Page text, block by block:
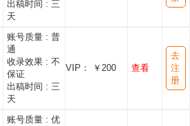
出稿时间 : 三
天
账号质量 : 普
通
收录效果 : 不
保证
出稿时间 : 三
天
VIP： ￥200 查看
去
注
册
账号质量 : 优